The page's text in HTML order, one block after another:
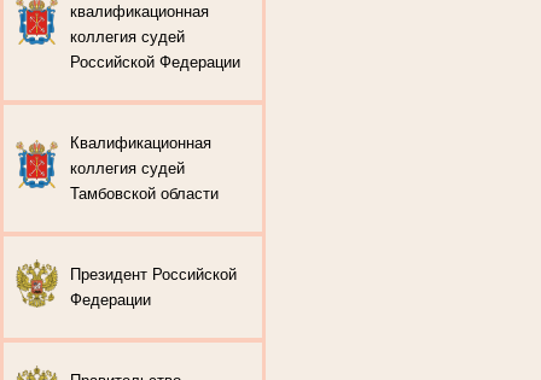
квалификационная
коллегия судей
Российской Федерации
Квалификационная
коллегия судей
Тамбовской области
Президент Российской
Федерации